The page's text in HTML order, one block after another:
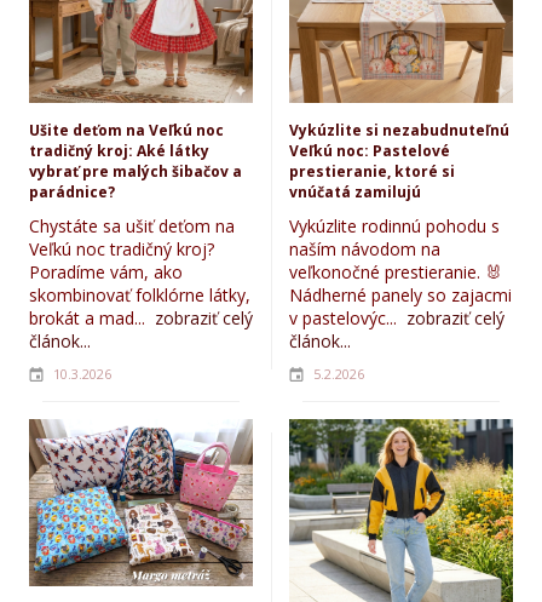
Ušite deťom na Veľkú noc
tradičný kroj: Aké látky
vybrať pre malých šibačov a
parádnice?
Chystáte sa ušiť deťom na
Veľkú noc tradičný kroj?
Poradíme vám, ako
skombinovať folklórne látky,
brokát a mad... zobraziť celý
článok...
10.3.2026
Vykúzlite si nezabudnuteľnú
Veľkú noc: Pastelové
prestieranie, ktoré si
vnúčatá zamilujú
Vykúzlite rodinnú pohodu s
naším návodom na
veľkonočné prestieranie. 🐰
Nádherné panely so zajacmi
v pastelovýc... zobraziť celý
článok...
5.2.2026